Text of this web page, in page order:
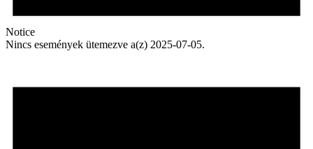
Notice
Nincs események ütemezve a(z) 2025-07-05.